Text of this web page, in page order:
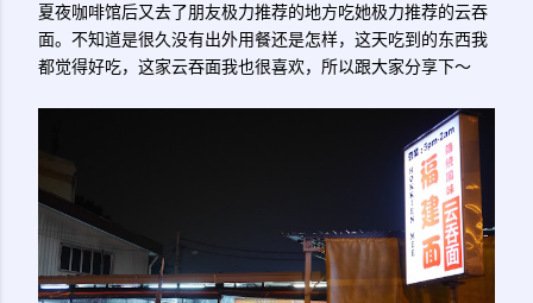
夏夜咖啡馆后又去了朋友极力推荐的地方吃她极力推荐的云吞
面。不知道是很久没有出外用餐还是怎样，这天吃到的东西我
都觉得好吃，这家云吞面我也很喜欢，所以跟大家分享下～